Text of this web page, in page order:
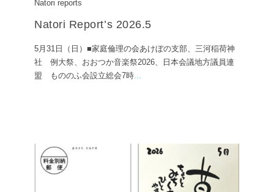
Natori reports
Natori Report’s 2026.5
5月31日（日）■家庭倫理の会あけぼの支部、三河稲荷神
社 例大祭、おおつか音楽祭2026、日本会議地方議員連
盟 もののふ会設立総会7時